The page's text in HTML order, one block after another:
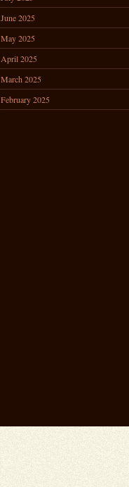
June 2025
May 2025
April 2025
March 2025
February 2025